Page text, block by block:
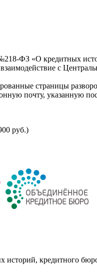
ФЗ «О кредитных
взаимодействие с
страницы
почту, указанную
руб.)
кредитного